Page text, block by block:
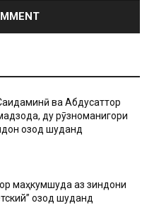
ва Абдусаттор
ду рӯзноманигори
озод шуданд
маҳкумшуда аз зиндони
озод шуданд